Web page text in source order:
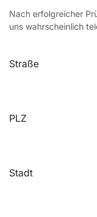
Nach erfolgreicher
uns wahrscheinlich
Straße
PLZ
Stadt